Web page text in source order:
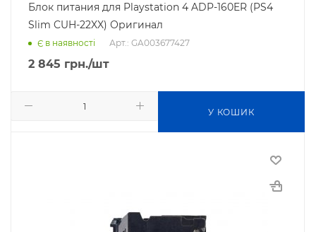
Блок питания для Playstation 4 ADP-160ER (PS4
Slim CUH-22XX) Оригинал
Є в наявності Арт.: GA003677427
2 845 грн./шт
У КОШИК